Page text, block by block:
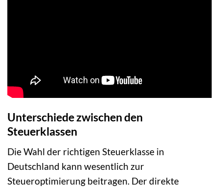
Unterschiede zwischen den
Steuerklassen
Die Wahl der richtigen Steuerklasse in
Deutschland kann wesentlich zur
Steueroptimierung beitragen. Der direkte